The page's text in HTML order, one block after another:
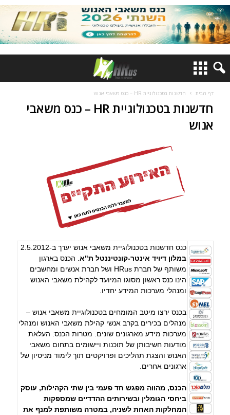
דף הבית חדשנות בטכנולוגיית HR – כנס משאבי אנוש
חדשנות בטכנולוגיית HR – כנס משאבי
אנוש
כנס חדשנות בטכנולוגיית משאבי אנוש יערך ב-2.5.2012
במלון דיויד אינטר-קונטיננטל ת"א . הכנס בארגון
משותף של חברת HRus ושל חברת אנשים ומחשבים
הינו כנס ראשון מסוגו המיועד לקהילת משאבי האנוש
ומנהלי מערכות המידע יחדיו.
בכנס ירצו מיטב המומחים בטכנולוגיית משאבי אנוש –
מנהלים בכירים בקרב אנשי קהילת משאבי האנוש ומנהלי
מערכות מידע מארגונים שונים. מטרות הכנס: העלאת
מודעות חשיבותן של תוכנות ויישומים בתחום משאבי
האנוש והצגת תהליכים ופרויקטים תוך לימוד מניסיון של
ארגונים אחרים.
הכנס, מהווה מפגש חד פעמי בין שתי הקהילות, עוסק
ביחסי הגומלין ובשירותים ההדדיים שמספקות
המחלקות האחת לשניה, במטרה משותפת למנף את